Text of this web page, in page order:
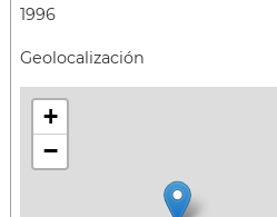
1996
Geolocalización
+
−